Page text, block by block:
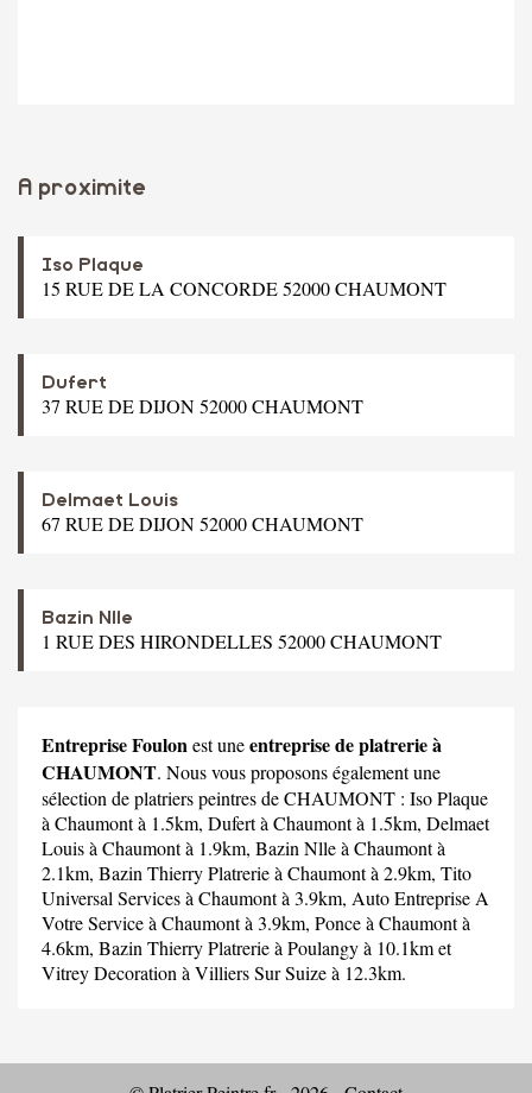
A proximite
Iso Plaque
15 RUE DE LA CONCORDE 52000 CHAUMONT
Dufert
37 RUE DE DIJON 52000 CHAUMONT
Delmaet Louis
67 RUE DE DIJON 52000 CHAUMONT
Bazin Nlle
1 RUE DES HIRONDELLES 52000 CHAUMONT
Entreprise Foulonest uneentreprise de platrerie à
CHAUMONT. Nous vous proposons également une
sélection de platriers peintres de CHAUMONT : Iso Plaque
à Chaumont à 1.5km, Dufertà Chaumont à 1.5km, Delmaet
Louisà Chaumont à 1.9km, Bazin Nlleà Chaumont à
2.1km, Bazin Thierry Platrerieà Chaumont à 2.9km, Tito
Universal Servicesà Chaumont à 3.9km, Auto Entreprise A
Votre Serviceà Chaumont à 3.9km, Ponceà Chaumont à
4.6km, Bazin Thierry Platrerieà Poulangy à 10.1km et
Vitrey Decoration à Villiers Sur Suize à 12.3km.